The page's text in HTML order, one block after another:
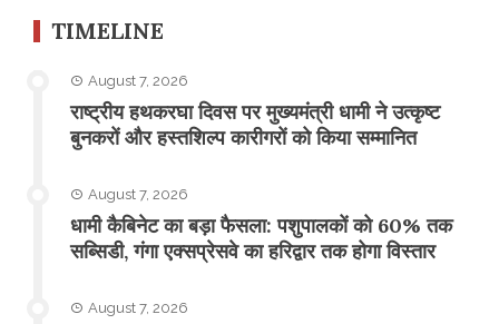
TIMELINE
August 7, 2026
राष्ट्रीय हथकरघा दिवस पर मुख्यमंत्री धामी ने उत्कृष्ट
बुनकरों और हस्तशिल्प कारीगरों को किया सम्मानित
August 7, 2026
​धामी कैबिनेट का बड़ा फैसला: पशुपालकों को 60% तक
सब्सिडी, गंगा एक्सप्रेसवे का हरिद्वार तक होगा विस्तार
August 7, 2026